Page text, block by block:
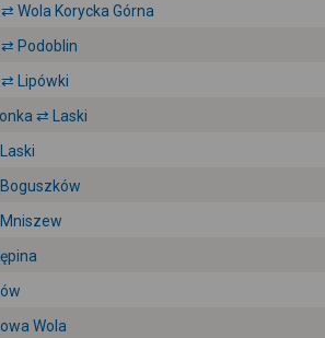
Wola Korycka Górna
Podoblin
Lipówki
⇄ Laski
Wola